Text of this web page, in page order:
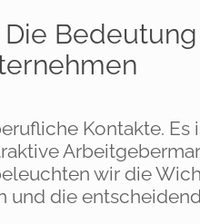
Kontakte. Es
wir die
und die